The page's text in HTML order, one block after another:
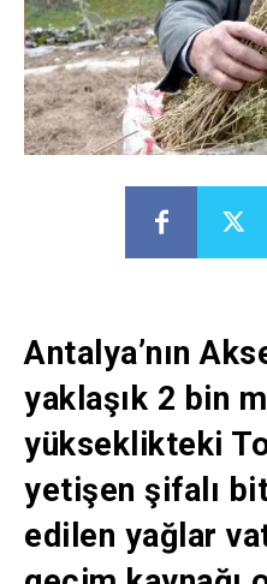
Antalya’nın
yaklaşık 2 bin
yükseklikteki
yetişen şifalı
edilen yağlar